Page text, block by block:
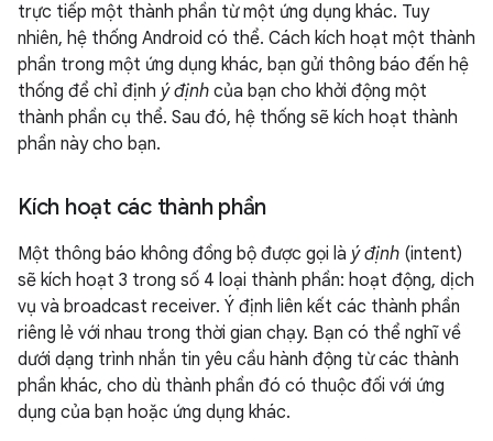
trực tiếp một thành phần từ một ứng dụng khác. Tuy
nhiên, hệ thống Android có thể. Cách kích hoạt một thành
phần trong một ứng dụng khác, bạn gửi thông báo đến hệ
thống để chỉ định ý định của bạn cho khởi động một
thành phần cụ thể. Sau đó, hệ thống sẽ kích hoạt thành
phần này cho bạn.
Kích hoạt các thành phần
Một thông báo không đồng bộ được gọi là ý định (intent)
sẽ kích hoạt 3 trong số 4 loại thành phần: hoạt động, dịch
vụ và broadcast receiver. Ý định liên kết các thành phần
riêng lẻ với nhau trong thời gian chạy. Bạn có thể nghĩ về
dưới dạng trình nhắn tin yêu cầu hành động từ các thành
phần khác, cho dù thành phần đó có thuộc đối với ứng
dụng của bạn hoặc ứng dụng khác.